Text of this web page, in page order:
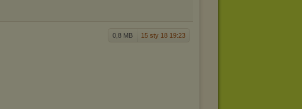
0,8 MB 15 sty 18 19:23